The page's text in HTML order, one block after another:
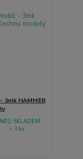
3mk HAMMER
SKLADEM
> 3 ks